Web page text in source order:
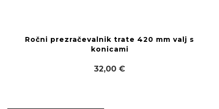
Ročni prezračevalnik trate 420 mm valj s
konicami
32,00 €